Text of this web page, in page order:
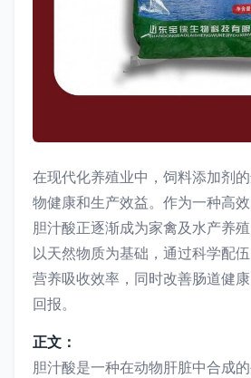
在现代化养殖业中，饲料添加剂
物健康和生产效益。作为一种高
胆汁酸正逐渐成为家禽及水产养
以天然物质为基础，通过科学配
营养吸收效率，同时改善肠道健
回报。
正文：
胆汁酸是一种在动物肝脏中合成